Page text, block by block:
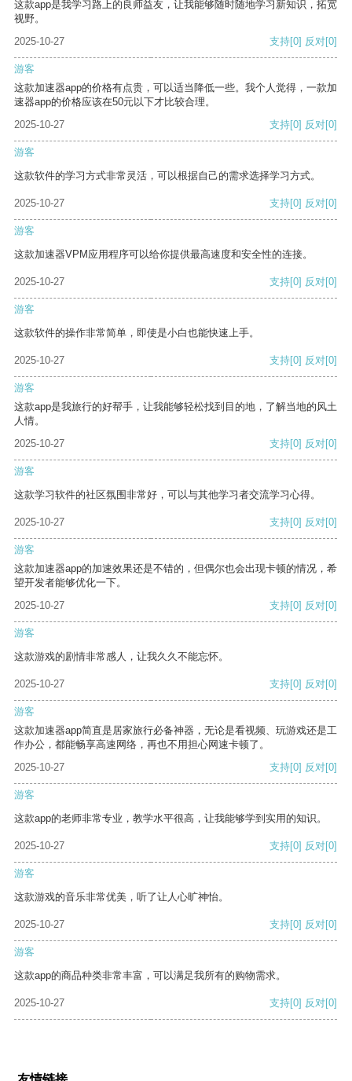
这款app是我学习路上的良师益友，让我能够随时随地学习新知识，拓宽
视野。
2025-10-27
支持[0] 反对[0]
游客
这款加速器app的价格有点贵，可以适当降低一些。我个人觉得，一款加
速器app的价格应该在50元以下才比较合理。
2025-10-27
支持[0] 反对[0]
游客
这款软件的学习方式非常灵活，可以根据自己的需求选择学习方式。
2025-10-27 支持[0] 反对[0]
游客
这款加速器VPM应用程序可以给你提供最高速度和安全性的连接。
2025-10-27 支持[0] 反对[0]
游客
这款软件的操作非常简单，即使是小白也能快速上手。
2025-10-27 支持[0] 反对[0]
游客
这款app是我旅行的好帮手，让我能够轻松找到目的地，了解当地的风土
人情。
2025-10-27
支持[0] 反对[0]
游客
这款学习软件的社区氛围非常好，可以与其他学习者交流学习心得。
2025-10-27 支持[0] 反对[0]
游客
这款加速器app的加速效果还是不错的，但偶尔也会出现卡顿的情况，希
望开发者能够优化一下。
2025-10-27
支持[0] 反对[0]
游客
这款游戏的剧情非常感人，让我久久不能忘怀。
2025-10-27 支持[0] 反对[0]
游客
这款加速器app简直是居家旅行必备神器，无论是看视频、玩游戏还是工
作办公，都能畅享高速网络，再也不用担心网速卡顿了。
2025-10-27
支持[0] 反对[0]
游客
这款app的老师非常专业，教学水平很高，让我能够学到实用的知识。
2025-10-27 支持[0] 反对[0]
游客
这款游戏的音乐非常优美，听了让人心旷神怡。
2025-10-27 支持[0] 反对[0]
游客
这款app的商品种类非常丰富，可以满足我所有的购物需求。
2025-10-27 支持[0] 反对[0]